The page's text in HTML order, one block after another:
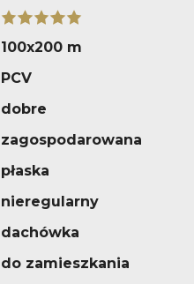
100x200 m
PCV
dobre
zagospodarowana
płaska
nieregularny
dachówka
do zamieszkania